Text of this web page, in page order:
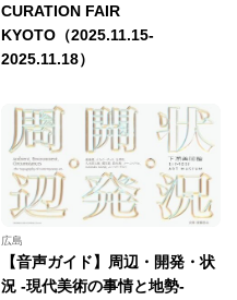
CURATION FAIR
KYOTO（2025.11.15-
2025.11.18）
広島
【音声ガイド】周辺・開発・状
況 -現代美術の事情と地勢-